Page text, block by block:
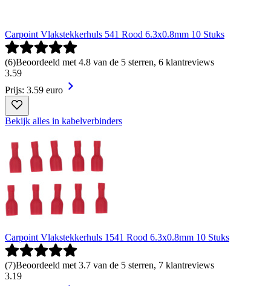
Carpoint Vlakstekkerhuls 541 Rood 6.3x0.8mm 10 Stuks
(6)Beoordeeld met 4.8 van de 5 sterren, 6 klantreviews
3.59
Prijs: 3.59 euro
Bekijk alles in kabelverbinders
Carpoint Vlakstekkerhuls 1541 Rood 6.3x0.8mm 10 Stuks
(7)Beoordeeld met 3.7 van de 5 sterren, 7 klantreviews
3.19